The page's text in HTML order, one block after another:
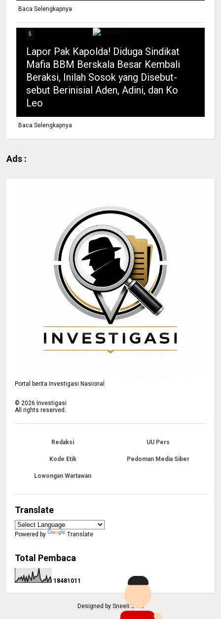
Baca Selengkapnya
5
Lapor Pak Kapolda! Diduga Sindikat
Mafia BBM Berskala Besar Kembali
Beraksi, Inilah Sosok yang Disebut-
sebut Berinisial Aden, Adini, dan Ko
Leo
Baca Selengkapnya
Ads :
Portal berita Investigasi Nasional
©2026 Investigasi
All rights reserved.
Redaksi UU Pers
Kode Etik Pedoman Media Siber
Lowongan Wartawan
Translate
Powered by Translate
Total Pembaca
1 8481 01 1
Designed by Sneeit.Com